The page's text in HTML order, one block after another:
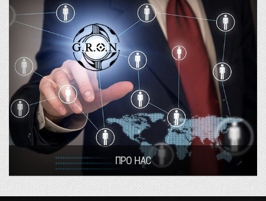
ПРО НАС